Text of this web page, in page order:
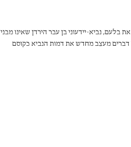
נביא-יידעוני בן עבר הירדן שאינו מבני
מעצב מחדש את דמות הנביא כקוסם